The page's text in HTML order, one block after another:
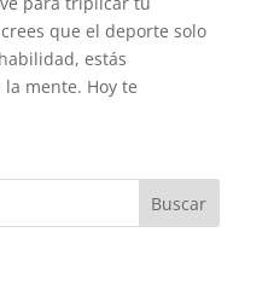
que el deporte solo
estás
mente. Hoy te